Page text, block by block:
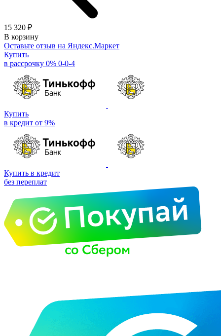
15 320 ₽
В корзину
Оставьте отзыв на Яндекс.Маркет
Купить
в рассрочку 0% 0-0-4
Купить
в кредит от 9%
Купить в кредит
без переплат